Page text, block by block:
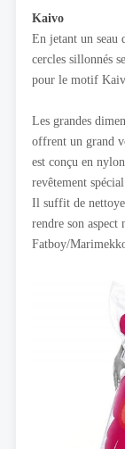
Kaivo
En jetant un seau
cercles sillonnés
pour le motif
Les grandes
offrent un grand
est conçu en
revêtement
Il suffit de
rendre son
Fatboy/